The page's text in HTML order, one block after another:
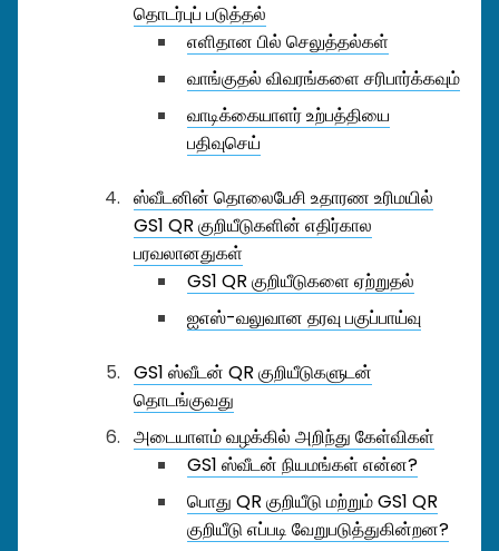
தொடர்புப் படுத்தல்
எளிதான பில் செலுத்தல்கள்
வாங்குதல் விவரங்களை சரிபார்க்கவும்
வாடிக்கையாளர் உற்பத்தியை
பதிவுசெய்
ஸ்வீடனின் தொலைபேசி உதாரண உரிமயில்
GS1 QR குறியீடுகளின் எதிர்கால
பரவலானதுகள்
GS1 QR குறியீடுகளை ஏற்றுதல்
ஐஎஸ்-வலுவான தரவு பகுப்பாய்வு
GS1 ஸ்வீடன் QR குறியீடுகளுடன்
தொடங்குவது
அடையாளம் வழக்கில் அறிந்து கேள்விகள்
GS1 ஸ்வீடன் நியமங்கள் என்ன?
பொது QR குறியீடு மற்றும் GS1 QR
குறியீடு எப்படி வேறுபடுத்துகின்றன?